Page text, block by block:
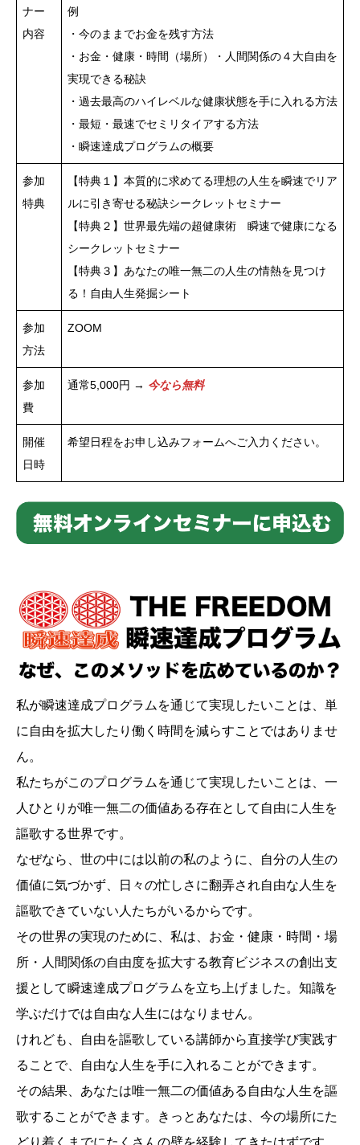
ナー
内容
例
・今のままでお金を残す方法
・お金・健康・時間（場所）・人間関係の４大自由を
実現できる秘訣
・過去最高のハイレベルな健康状態を手に入れる方法
・最短・最速でセミリタイアする方法
・瞬速達成プログラムの概要
参加
特典
【特典１】本質的に求めてる理想の人生を瞬速でリア
ルに引き寄せる秘訣シークレットセミナー
【特典２】世界最先端の超健康術 瞬速で健康になる
シークレットセミナー
【特典３】あなたの唯一無二の人生の情熱を見つけ
る！自由人生発掘シート
参加
方法
ZOOM
参加
費
通常5,000円 → 今なら無料
開催
日時
希望日程をお申し込みフォームへご入力ください。
私が瞬速達成プログラムを通じて実現したいことは、単
に自由を拡大したり働く時間を減らすことではありませ
ん。
私たちがこのプログラムを通じて実現したいことは、一
人ひとりが唯一無二の価値ある存在として自由に人生を
謳歌する世界です。
なぜなら、世の中には以前の私のように、自分の人生の
価値に気づかず、日々の忙しさに翻弄され自由な人生を
謳歌できていない人たちがいるからです。
その世界の実現のために、私は、お金・健康・時間・場
所・人間関係の自由度を拡大する教育ビジネスの創出支
援として瞬速達成プログラムを立ち上げました。知識を
学ぶだけでは自由な人生にはなりません。
けれども、自由を謳歌している講師から直接学び実践す
ることで、自由な人生を手に入れることができます。
その結果、あなたは唯一無二の価値ある自由な人生を謳
歌することができます。きっとあなたは、今の場所にた
どり着くまでにたくさんの壁を経験してきたはずです。